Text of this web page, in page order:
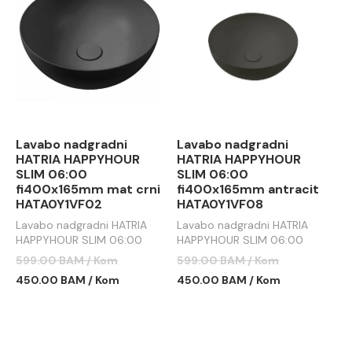
Lavabo nadgradni
HATRIA HAPPYHOUR
SLIM 06:00
fi400x165mm mat crni
HATA0Y1VF02
Lavabo nadgradni HATRIA
HAPPYHOUR SLIM 06:00
fi400x165mm mat crni
599.00 BAM / Kom
450.00 BAM / Kom
Lavabo nadgradni
HATRIA HAPPYHOUR
SLIM 06:00
fi400x165mm antracit
HATA0Y1VF08
Lavabo nadgradni HATRIA
HAPPYHOUR SLIM 06:00
fi400x165mm antracit
599.00 BAM / Kom
450.00 BAM / Kom